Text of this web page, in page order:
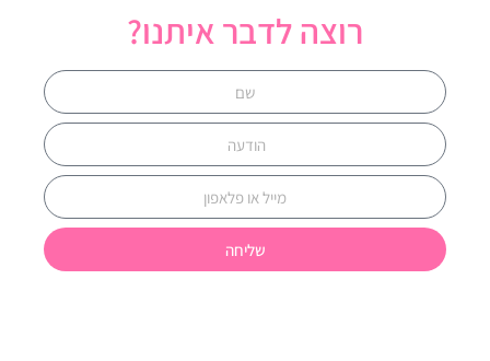
רוצה לדבר איתנו?
שליחה